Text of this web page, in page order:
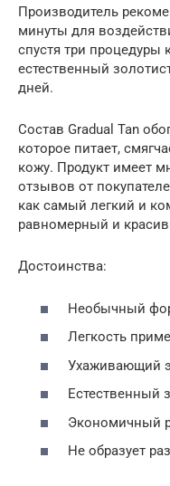
Производитель
минуты для
спустя три процедуры
естественный
дней.
Состав Gradual Tan
которое питает,
кожу. Продукт имеет
отзывов от
как самый легкий и
равномерный и
Достоинства:
Необычный
Легкость
Ухаживающий
Естественный
Экономичный
Не образует